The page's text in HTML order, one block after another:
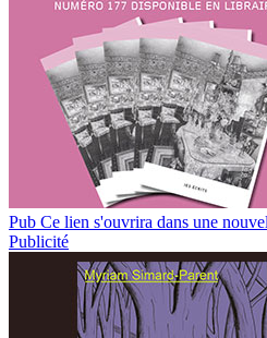
Pub Ce lien s'ouvrira dans une
Publicité